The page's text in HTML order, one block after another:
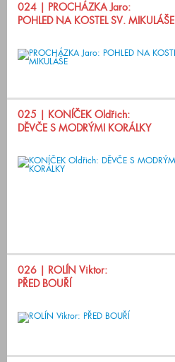
024 | PROCHÁZKA Jaro:
POHLED NA KOSTEL SV. MIKULÁŠE
025 | KONÍČEK Oldřich:
DĚVČE S MODRÝMI KORÁLKY
026 | ROLÍN Viktor:
PŘED BOUŘÍ